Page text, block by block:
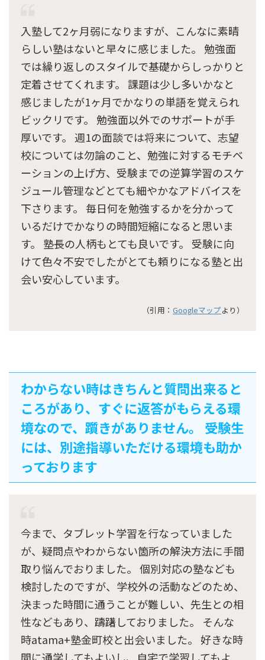
入塾して2ヶ月弱になりますが、こんなに素晴
らしい塾はないと早々に感じました。 勉強面
では繰り返しのスタイルで基礎からしっかりと
定着させてくれます。 課題は少し多いかなと
感じましたが1ヶ月でかなりの単語を覚えられ
ビックリです。 勉強面以外でのサポートが手
厚いです。 週1の面談では将来について、志望
校については勿論のこと、勉強に対するモチベ
ーションの上げ方、受験までの逆算学習のスケ
ジュール管理などとても細やかなアドバイスを
下さります。 毎日何を勉強するかを分かって
いるだけでかなりの時間短縮になると思いま
す。 塾長の人柄もとても良いです。 受験に向
けて色々不安でしたがとても頼りになる塾と出
会い安心しています。
（引用： Googleマップより）
わからない時はきちんと質問出来ると
ころがあり、すぐに返答がもらえる環
境なので、躓きがありません。 受験生
には、別途指導いただける環境も助か
っております
今まで、タブレット学習を行なっていました
が、疑問点やわからない箇所の解決方法に手間
取り悩んでおりました。 個別対応の塾なども
検討したのですが、学校外の活動などのため、
決まった時間に通うことが難しい、先生との相
性などもあり、躊躇しておりました。 そんな
時atama+塾金町校と出会いました。 好きな時